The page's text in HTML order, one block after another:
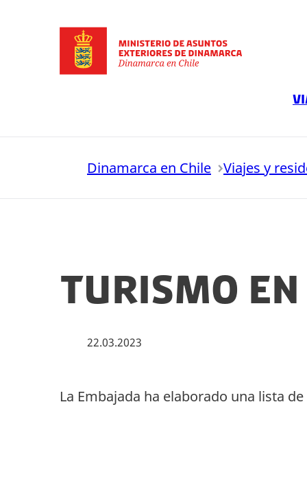
Dinamarca en Chile Viajes y
Turismo
22.03.2023
La Embajada ha elaborado una lista